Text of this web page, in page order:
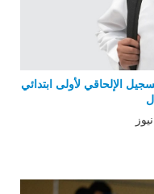
الإلحاقي لأولى ابتدائي